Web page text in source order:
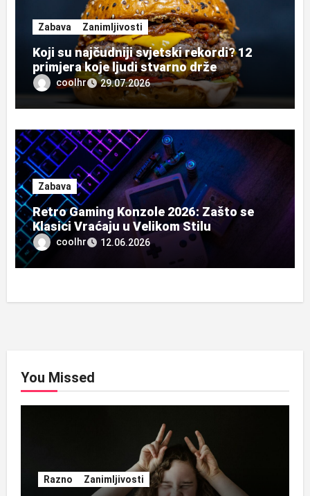
Zabava Zanimljivosti
Koji su najčudniji svjetski rekordi? 12
primjera koje ljudi stvarno drže
coolhr 29.07.2026
Zabava
Retro Gaming Konzole 2026: Zašto se
Klasici Vraćaju u Velikom Stilu
coolhr 12.06.2026
You Missed
Razno Zanimljivosti